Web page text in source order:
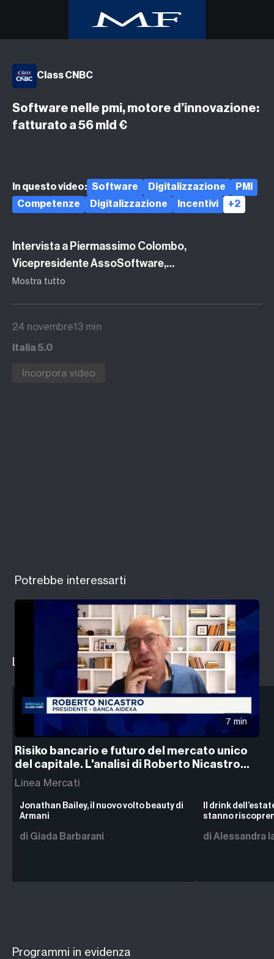
Home
Class CNBC
Class TV Moda
Milano Finanza
Podcast
Argomenti
Class CNBC
Software nelle pmi, motore d’innovazione:
fatturato a 56 mld €
In questo video: Software Digitalizzazione
PMI
Competenze
Digitalizzazione Incentivi +2
Intervista a Piermassimo Colombo,
Vicepresidente AssoSoftware,
nell'approfondimento l'analisi dell'ultimo
Mostra tutto
24 novembre13 min
Italia 5.0
Incorpora video
Potrebbe interessarti
7 min
Risiko bancario e futuro del mercato unico
del capitale. L'analisi di Roberto Nicastro
(Banca AideXa)
Linea Mercati
Le ultime notizie da Milano Finanza
Jonathan Bailey, il nuovo volto beauty di
Armani
di Giada Barbarani
Il drink
stanno
di Alessandra
Programmi in evidenza